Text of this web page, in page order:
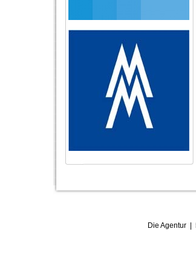
Die Agentur|